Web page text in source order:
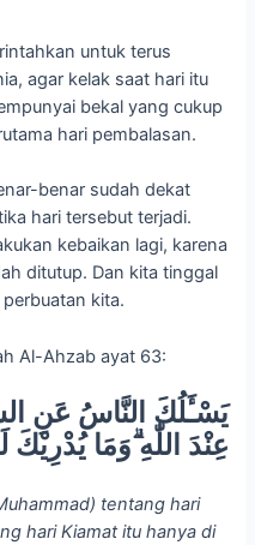
untuk terus
agar kelak saat hari itu
bekal yang cukup
hari pembalasan.
benar sudah dekat
hari tersebut terjadi.
kebaikan lagi, karena
ditutup. Dan kita tinggal
kita.
Al-Ahzab ayat 63:
يَسْـَٔلُكَ النَّاسُ عَنِ
عِنْدَ اللّٰهِ ۗوَمَا
tentang hari
hari Kiamat itu hanya di